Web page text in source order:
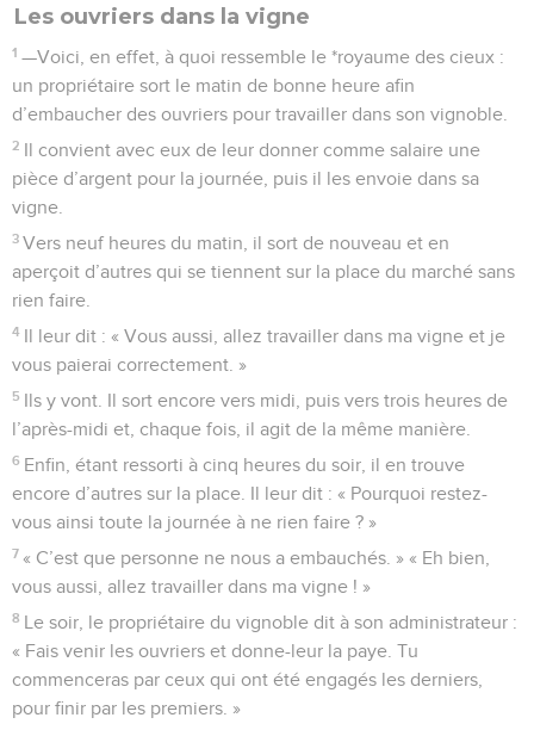
Les ouvriers dans la vigne
1 —Voici, en effet, à quoi ressemble le *royaume des cieux :
un propriétaire sort le matin de bonne heure afin
d’embaucher des ouvriers pour travailler dans son vignoble.
2 Il convient avec eux de leur donner comme salaire une
pièce d’argent pour la journée, puis il les envoie dans sa
vigne.
3 Vers neuf heures du matin, il sort de nouveau et en
aperçoit d’autres qui se tiennent sur la place du marché sans
rien faire.
4 Il leur dit : « Vous aussi, allez travailler dans ma vigne et je
vous paierai correctement. »
5 Ils y vont. Il sort encore vers midi, puis vers trois heures de
l’après-midi et, chaque fois, il agit de la même manière.
6 Enfin, étant ressorti à cinq heures du soir, il en trouve
encore d’autres sur la place. Il leur dit : « Pourquoi restez-
vous ainsi toute la journée à ne rien faire ? »
7 « C’est que personne ne nous a embauchés. » « Eh bien,
vous aussi, allez travailler dans ma vigne ! »
8 Le soir, le propriétaire du vignoble dit à son administrateur :
« Fais venir les ouvriers et donne-leur la paye. Tu
commenceras par ceux qui ont été engagés les derniers,
pour finir par les premiers. »